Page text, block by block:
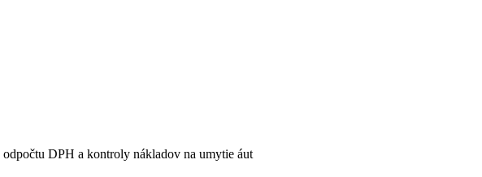
DPH a kontroly nákladov na umytie áut